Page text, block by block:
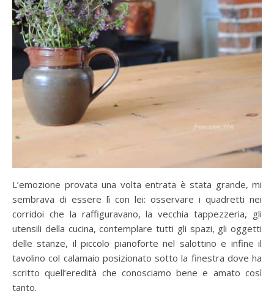
L’emozione provata una volta entrata è stata grande, mi
sembrava di essere lì con lei: osservare i quadretti nei
corridoi che la raffiguravano, la vecchia tappezzeria, gli
utensili della cucina, contemplare tutti gli spazi, gli oggetti
delle stanze, il piccolo pianoforte nel salottino e infine il
tavolino col calamaio posizionato sotto la finestra dove ha
scritto quell’eredità che conosciamo bene e amato così
tanto.